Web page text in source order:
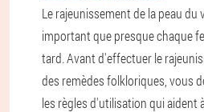
Le rajeunissement de la peau
important que presque chaque
tard. Avant d'effectuer le
des remèdes folkloriques, vous
les règles d'utilisation qui aident